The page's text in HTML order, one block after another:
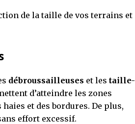
de la taille de vos terrains et
débroussailleuses et les taille-
d’atteindre les zones
et des bordures. De plus,
effort excessif.